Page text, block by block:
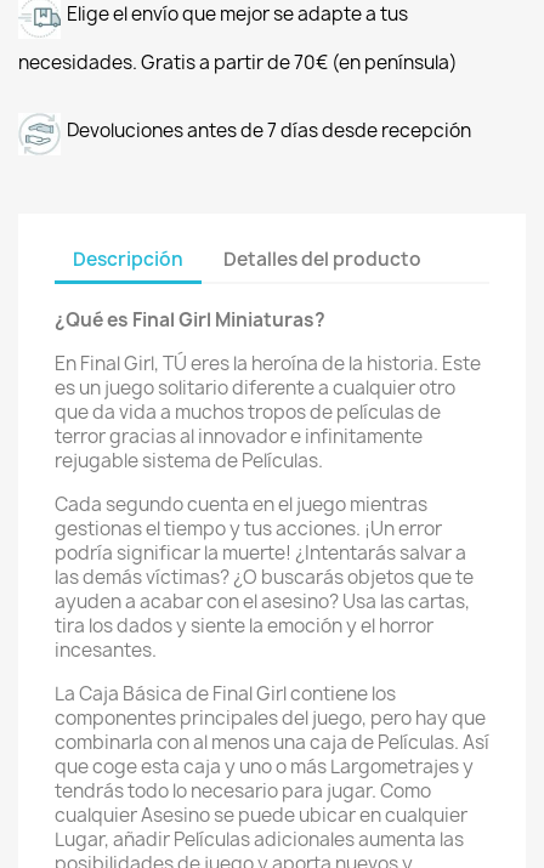
Elige el envío que mejor se adapte a tus
necesidades. Gratis a partir de 70€ (en península)
Devoluciones antes de 7 días desde recepción
Descripción Detalles del producto
¿Qué es Final Girl Miniaturas?
En Final Girl, TÚ eres la heroína de la historia. Este
es un juego solitario diferente a cualquier otro
que da vida a muchos tropos de películas de
terror gracias al innovador e infinitamente
rejugable sistema de Películas.
Cada segundo cuenta en el juego mientras
gestionas el tiempo y tus acciones. ¡Un error
podría significar la muerte! ¿Intentarás salvar a
las demás víctimas? ¿O buscarás objetos que te
ayuden a acabar con el asesino? Usa las cartas,
tira los dados y siente la emoción y el horror
incesantes.
La Caja Básica de Final Girl contiene los
componentes principales del juego, pero hay que
combinarla con al menos una caja de Películas. Así
que coge esta caja y uno o más Largometrajes y
tendrás todo lo necesario para jugar. Como
cualquier Asesino se puede ubicar en cualquier
Lugar, añadir Películas adicionales aumenta las